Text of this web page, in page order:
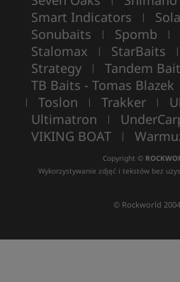
Smart Indicators |
Sonubaits | Spomb |
Stalomax | StarBaits |
Strategy | Tandem
TB Baits - Tomas Blazek
| Toslon | Trakker |
Ultimatron |
VIKING BOAT |
Copyright ©
Wykorzystywanie zdjęć i tekstów bez
© Rockworld